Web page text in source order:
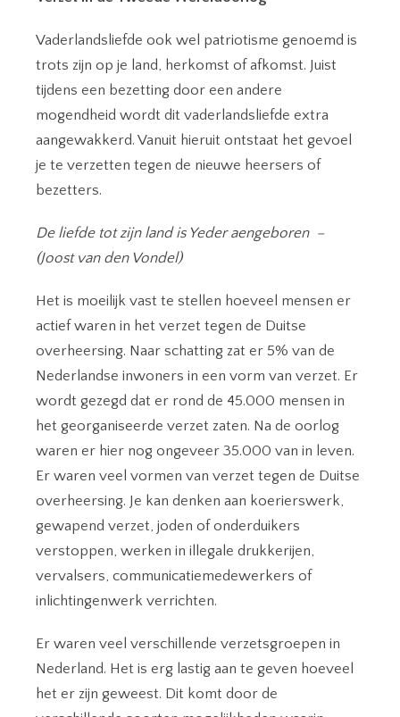
Vaderlandsliefde ook wel patriotisme genoemd is
trots zijn op je land, herkomst of afkomst. Juist
tijdens een bezetting door een andere
mogendheid wordt dit vaderlandsliefde extra
aangewakkerd. Vanuit hieruit ontstaat het gevoel
je te verzetten tegen de nieuwe heersers of
bezetters.
De liefde tot zijn land is Yeder aengeboren –
(Joost van den Vondel)
Het is moeilijk vast te stellen hoeveel mensen er
actief waren in het verzet tegen de Duitse
overheersing. Naar schatting zat er 5% van de
Nederlandse inwoners in een vorm van verzet. Er
wordt gezegd dat er rond de 45.000 mensen in
het georganiseerde verzet zaten. Na de oorlog
waren er hier nog ongeveer 35.000 van in leven.
Er waren veel vormen van verzet tegen de Duitse
overheersing. Je kan denken aan koerierswerk,
gewapend verzet, joden of onderduikers
verstoppen, werken in illegale drukkerijen,
vervalsers, communicatiemedewerkers of
inlichtingenwerk verrichten.
Er waren veel verschillende verzetsgroepen in
Nederland. Het is erg lastig aan te geven hoeveel
het er zijn geweest. Dit komt door de